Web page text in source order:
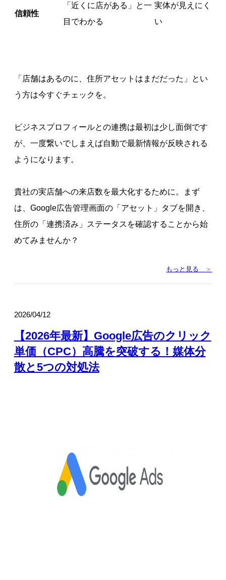
信頼性
「近くに店がある」と一
目でわかる
実体が見えにく
い
「店舗はあるのに、住所アセットはまだだった」とい
う方は今すぐチェックを。
ビジネスプロフィールとの連携は最初は少し面倒です
が、一度繋いでしまえば自動で最新情報が反映される
ようになります。
貴社の実店舗への来店数を最大化するために。まず
は、Google広告管理画面の「アセット」タブを開き、
住所の「連携済み」ステータスを確認することから始
めてみませんか？
もっと見る ＞
2026/04/12
【2026年最新】Google広告のクリック
単価（CPC）高騰を突破する！媒体分
散と5つの対処法